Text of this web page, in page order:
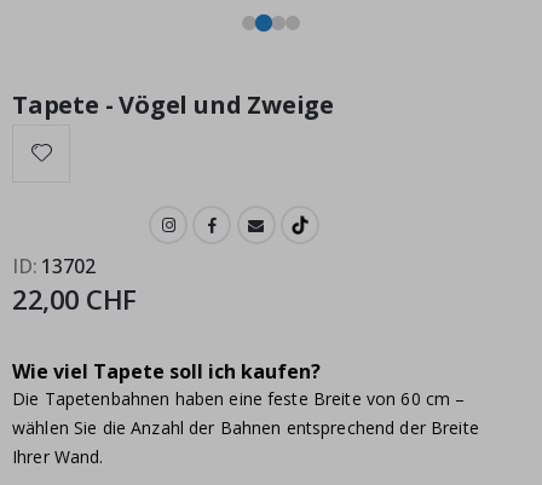
Tapete - Vögel und Zweige
ID 13702
22,00 CHF
Wie viel Tapete soll ich kaufen?
Die Tapetenbahnen haben eine feste Breite von 60 cm –
wählen Sie die Anzahl der Bahnen entsprechend der Breite
Ihrer Wand.